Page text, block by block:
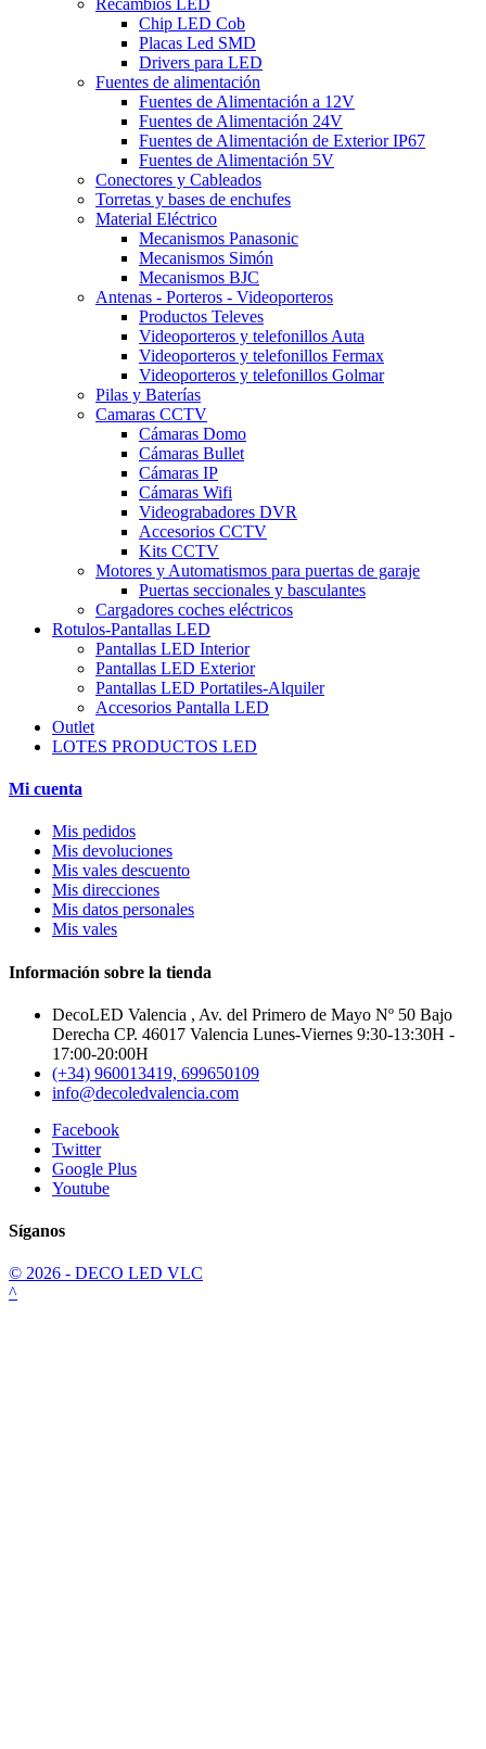
Chip LED Cob
Placas Led SMD
Drivers para LED
Fuentes de alimentación
Fuentes de Alimentación a 12V
Fuentes de Alimentación 24V
Fuentes de Alimentación de Exterior IP67
Fuentes de Alimentación 5V
Conectores y Cableados
Torretas y bases de enchufes
Material Eléctrico
Mecanismos Panasonic
Mecanismos Simón
Mecanismos BJC
Antenas - Porteros - Videoporteros
Productos Televes
Videoporteros y telefonillos Auta
Videoporteros y telefonillos Fermax
Videoporteros y telefonillos Golmar
Pilas y Baterías
Camaras CCTV
Cámaras Domo
Cámaras Bullet
Cámaras IP
Cámaras Wifi
Videograbadores DVR
Accesorios CCTV
Kits CCTV
Motores y Automatismos para puertas de garaje
Puertas seccionales y basculantes
Cargadores coches eléctricos
Rotulos-Pantallas LED
Pantallas LED Interior
Pantallas LED Exterior
Pantallas LED Portatiles-Alquiler
Accesorios Pantalla LED
Outlet
LOTES PRODUCTOS LED
Mi cuenta
Mis pedidos
Mis devoluciones
Mis vales descuento
Mis direcciones
Mis datos personales
Mis vales
Información sobre la tienda
DecoLED Valencia , Av. del Primero de Mayo Nº 50 Bajo
Derecha CP. 46017 Valencia Lunes-Viernes 9:30-13:30H -
17:00-20:00H
(+34) 960013419, 699650109
info@decoledvalencia.com
Facebook
Twitter
Google Plus
Youtube
Síganos
© 2026 - DECO LED VLC
^